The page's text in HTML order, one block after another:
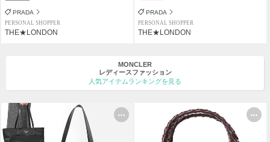
PRADA
PERSONAL SHOPPER
THE★LONDON
PRADA
PERSONAL SHOPPER
THE★LONDON
MONCLER
レディースファッション
人気アイテムランキングを見る